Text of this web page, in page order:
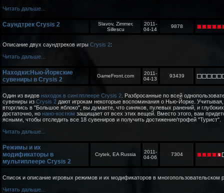
Читать дальше...
Саундтрек Crysis 2
Slavov, Zimmer,
Sillescu
2011-
04-14
9878
Описание двух саундтреков игры Crysis 2:
Читать дальше...
Находки:Нью-Йоркские
сувениры в Crysis 2
GameFront.com
2011-
04-13
93439
Один из видов находок в синглплеере Crysis 2 . Разбросанные по всей
сувениры из Crysis 2 дают игрокам некоторые воспоминания о Нью-Йорке. Учитывая,
вторглись в "Большое яблоко", вы думаете, что синяков, пулевых ранений, и
достаточно, но нано-костюм защищает от всех этих вещей. Вместо этого, вам
ясными, чтобы отследить все 18 сувениров и получить достижение/трофей "Турист".
Читать дальше...
Режимы и их
модификаторы в
мультиплеере Crysis 2
Crytek, EA Russia
2011-
04-06
7304
Список и описание игровых режимов и их модификаторов в многопользовательском
Читать дальше...